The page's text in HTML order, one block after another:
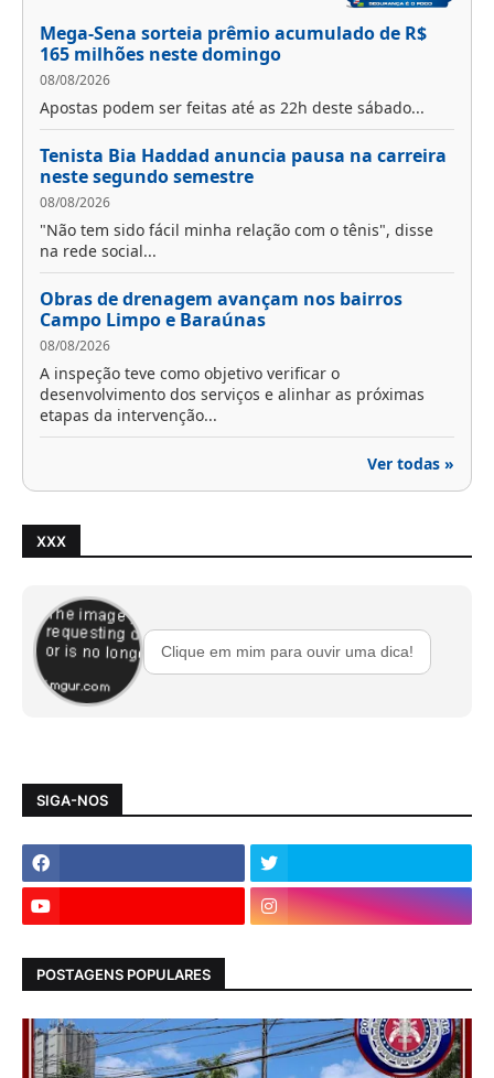
Mega-Sena sorteia prêmio acumulado de R$
165 milhões neste domingo
08/08/2026
Apostas podem ser feitas até as 22h deste sábado...
Tenista Bia Haddad anuncia pausa na carreira
neste segundo semestre
08/08/2026
"Não tem sido fácil minha relação com o tênis", disse
na rede social...
Obras de drenagem avançam nos bairros
Campo Limpo e Baraúnas
08/08/2026
A inspeção teve como objetivo verificar o
desenvolvimento dos serviços e alinhar as próximas
etapas da intervenção...
Ver todas »
XXX
Clique em mim para ouvir uma dica!
SIGA-NOS
POSTAGENS POPULARES